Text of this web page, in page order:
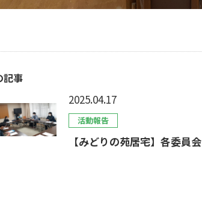
記事
2025.04.17
活動報告
【みどりの苑居宅】各委員会